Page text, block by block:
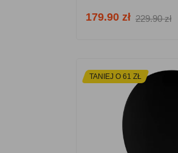
179.90 zł 229.90 zł
TANIEJ O 61 ZŁ